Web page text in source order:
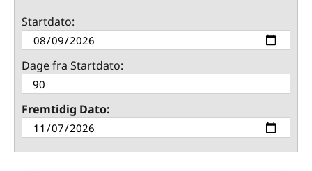
Startdato:
Dage fra Startdato:
Fremtidig Dato: